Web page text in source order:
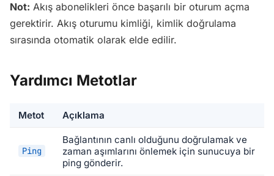
Not: Akış abonelikleri önce başarılı bir oturum açma
gerektirir. Akış oturumu kimliği, kimlik doğrulama
sırasında otomatik olarak elde edilir.
Yardımcı Metotlar
Metot Açıklama
Ping
Bağlantının canlı olduğunu doğrulamak ve
zaman aşımlarını önlemek için sunucuya bir
ping gönderir.